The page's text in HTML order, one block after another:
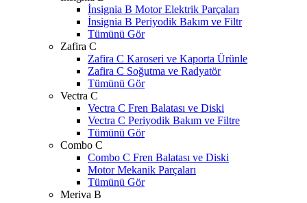
İnsignia B Motor Elektrik Parçaları
İnsignia B Periyodik Bakım ve Filtr
Tümünü Gör
Zafira C
Zafira C Karoseri ve Kaporta Ürünle
Zafira C Soğutma ve Radyatör
Tümünü Gör
Vectra C
Vectra C Fren Balatası ve Diski
Vectra C Periyodik Bakım ve Filtre
Tümünü Gör
Combo C
Combo C Fren Balatası ve Diski
Motor Mekanik Parçaları
Tümünü Gör
Meriva B